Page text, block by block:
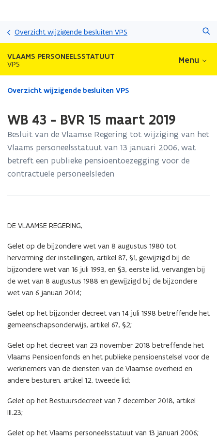
en
naar
Overzicht wijzigende besluiten VPS
VLAAMS PERSONEELSSTATUUT
VPS Menu
Gedaan
bevindt
op:
WB
43
2019
Overzicht wijzigende besluiten VPS
WB 43 - BVR 15 maart 2019
Besluit van de Vlaamse Regering tot wijziging van het
Vlaams personeelsstatuut van 13 januari 2006, wat
betreft een publieke pensioentoezegging voor de
contractuele personeelsleden
DE VLAAMSE REGERING,
Gelet op de bijzondere wet van 8 augustus 1980 tot
hervorming der instellingen, artikel 87, §1, gewijzigd bij de
bijzondere wet van 16 juli 1993, en §3, eerste lid, vervangen bij
de wet van 8 augustus 1988 en gewijzigd bij de bijzondere
wet van 6 januari 2014;
Gelet op het bijzonder decreet van 14 juli 1998 betreffende het
gemeenschapsonderwijs, artikel 67, §2;
Gelet op het decreet van 23 november 2018 betreffende het
Vlaams Pensioenfonds en het publieke pensioenstelsel voor de
werknemers van de diensten van de Vlaamse overheid en
andere besturen, artikel 12, tweede lid;
Gelet op het Bestuursdecreet van 7 december 2018, artikel
III.23;
Gelet op het Vlaams personeelsstatuut van 13 januari 2006;